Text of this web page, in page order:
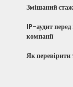
Змішаний
IP-аудит
компанії
Як перевірити